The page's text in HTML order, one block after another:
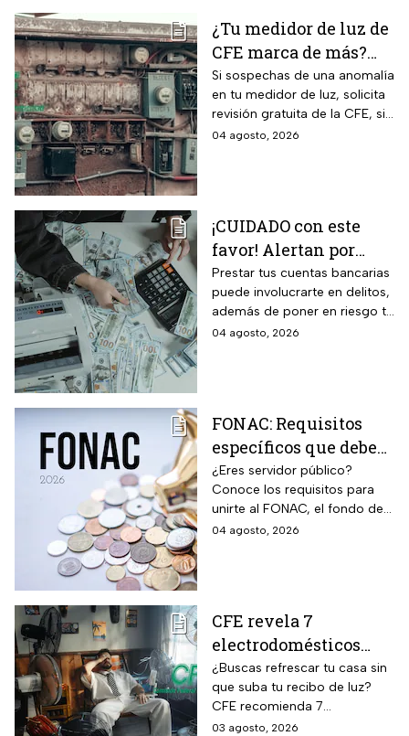
¿Tu medidor de luz de
CFE marca de más?
Así puedes saber si
presenta una falla
Si sospechas de una anomalía
en tu medidor de luz, solicita
revisión gratuita de la CFE, si
hay falla es totalmente
04 agosto, 2026
¡CUIDADO con este
favor! Alertan por
préstamo de cuentas
bancarias: razón por la
que debes decir que
Prestar tus cuentas bancarias
puede involucrarte en delitos,
además de poner en riesgo tu
patrimonio y situación legal;
04 agosto, 2026
FONAC: Requisitos
específicos que deben
cumplir los
trabajadores para
participar en él
¿Eres servidor público?
Conoce los requisitos para
unirte al FONAC, el fondo de
ahorro Capitalizable de los
04 agosto, 2026
CFE revela 7
electrodomésticos
para combatir el calor
sin que se dispare tu
recibo de luz
¿Buscas refrescar tu casa sin
que suba tu recibo de luz?
CFE recomienda 7
electrodomésticos eficientes
03 agosto, 2026